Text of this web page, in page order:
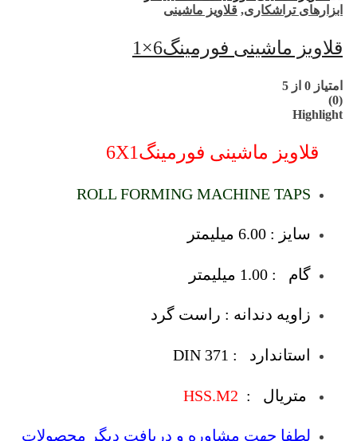
ابزارهای تراشکاری, قلاویز ماشینی
قلاویز ماشینی فورمینگ6×1
امتیاز 0 از 5
(0)
Highlight
قلاویز ماشینی فورمینگ6X1
ROLL FORMING MACHINE TAPS
سایز : 6.00 میلیمتر
گام : 1.00 میلیمتر
زاویه دندانه : راست گرد
استاندارد : DIN 371
متریال : HSS.M2
لطفا جهت مشاوره و دریافت دیگر محصولات